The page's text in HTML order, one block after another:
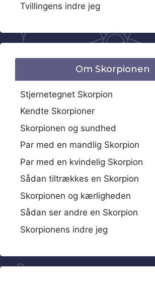
Tvillingens indre jeg
Om Skorpionen
Stjernetegnet Skorpion
Kendte Skorpioner
Skorpionen og sundhed
Par med en mandlig Skorpion
Par med en kvindelig Skorpion
Sådan tiltrækkes en Skorpion
Skorpionen og kærligheden
Sådan ser andre en Skorpion
Skorpionens indre jeg